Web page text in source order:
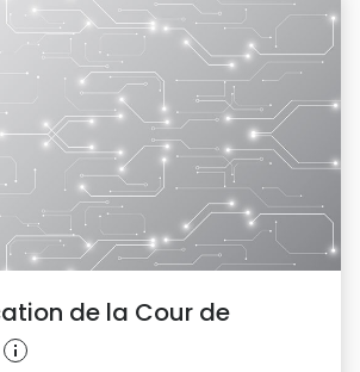
de la Cour de